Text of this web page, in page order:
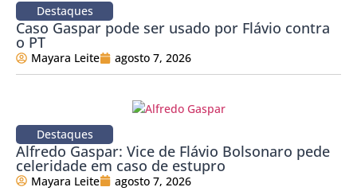
Destaques
Caso Gaspar pode ser usado por Flávio contra
o PT
Mayara Leite agosto 7, 2026
Destaques
Alfredo Gaspar: Vice de Flávio Bolsonaro pede
celeridade em caso de estupro
Mayara Leite agosto 7, 2026